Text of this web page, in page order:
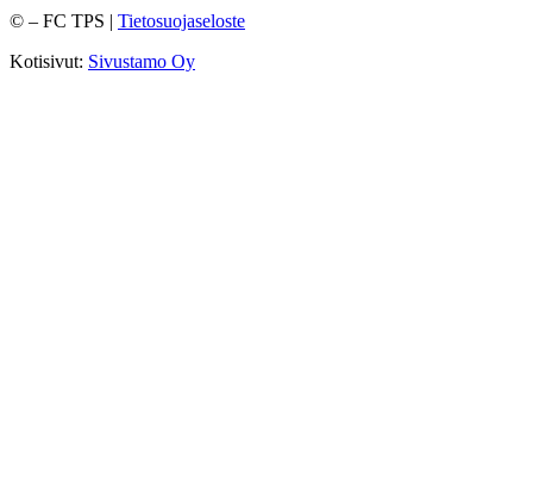
© – FC TPS | Tietosuojaseloste
Kotisivut: Sivustamo Oy